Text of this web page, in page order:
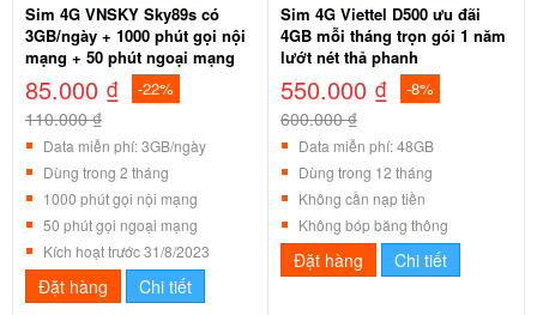
Sim 4G VNSKY Sky89s có
3GB/ngày + 1000 phút gọi nội
mạng + 50 phút ngoại mạng
85.000 ₫ -22%
110.000 ₫
Data miễn phí: 3GB/ngày
Dùng trong 2 tháng
1000 phút gọi nội mạng
50 phút gọi ngoại mạng
Kích hoạt trước 31/8/2023
Đặt hàng Chi tiết
Sim 4G Viettel D500 ưu đãi
4GB mỗi tháng trọn gói 1 năm
lướt nét thả phanh
550.000 ₫ -8%
600.000 ₫
Data miễn phí: 48GB
Dùng trong 12 tháng
Không cần nạp tiền
Không bóp băng thông
Đặt hàng Chi tiết